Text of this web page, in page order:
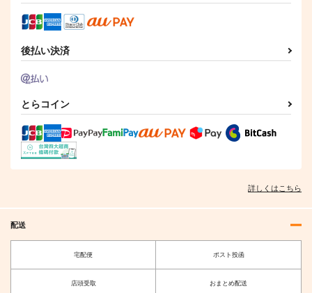
後払い決済
とらコイン
詳しくはこちら
配送
宅配便 ポスト投函
店頭受取 おまとめ配送